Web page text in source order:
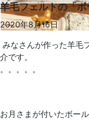
羊毛フェルトの「
2020年8月16日
みなさんが作った羊毛
介です。
。。。。。
お月さまが付いたボー